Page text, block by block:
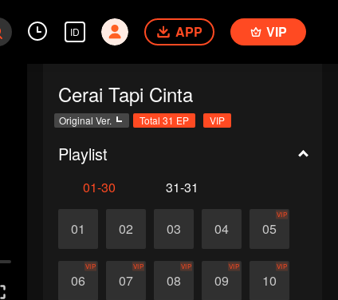
ID APP VIP
Cerai Tapi Cinta
Original Ver. Total 31 EP VIP
Playlist
01-30 31-31
01 02 03 04 05
VIP
06
VIP
07
VIP
08
VIP
09
VIP
10
VIP